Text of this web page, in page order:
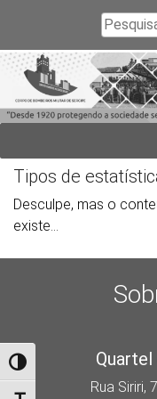
Alternar alto contraste
Tipos de
Desculpe, mas o
existe...
Rua Siriri,